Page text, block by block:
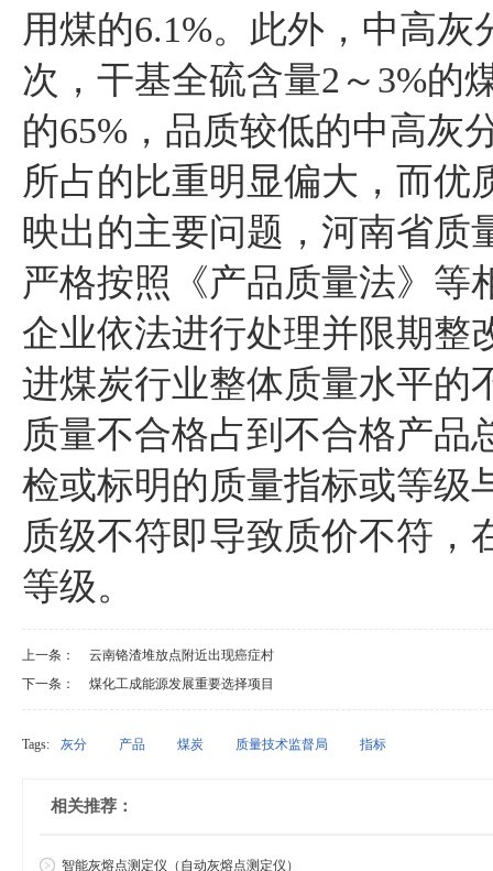
用煤的6.1%。此外，中高
次，干基全硫含量2～3%的
的65%，品质较低的中高灰
所占的比重明显偏大，而优
映出的主要问题，河南省质
严格按照《产品质量法》等
企业依法进行处理并限期整
进煤炭行业整体质量水平
质量不合格占到不合格产品
检或标明的质量指标或等级
质级不符即导致质价不符，
等级。
上一条：
云南铬渣堆放点附近出现癌症村
下一条：
煤化工成能源发展重要选择项目
Tags: 灰分 产品 煤炭 质量技术监督局 指标
相关推荐：
智能灰熔点测定仪（自动灰熔点测定仪）